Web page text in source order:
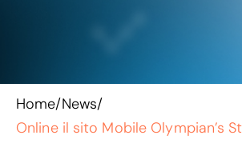
Home/News/
Online il sito Mobile Olympian’s